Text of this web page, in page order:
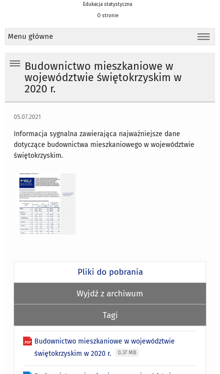
Edukacja statystyczna
O stronie
Menu główne
Budownictwo mieszkaniowe w
województwie świętokrzyskim w
2020 r.
05.07.2021
Informacja sygnalna zawierająca najważniejsze dane
dotyczące budownictwa mieszkaniowego w województwie
świętokrzyskim.
Pliki do pobrania
Wyjdź z archiwum
Tagi
Budownictwo mieszkaniowe w województwie
świętokrzyskim w 2020 r.
0.37 MB